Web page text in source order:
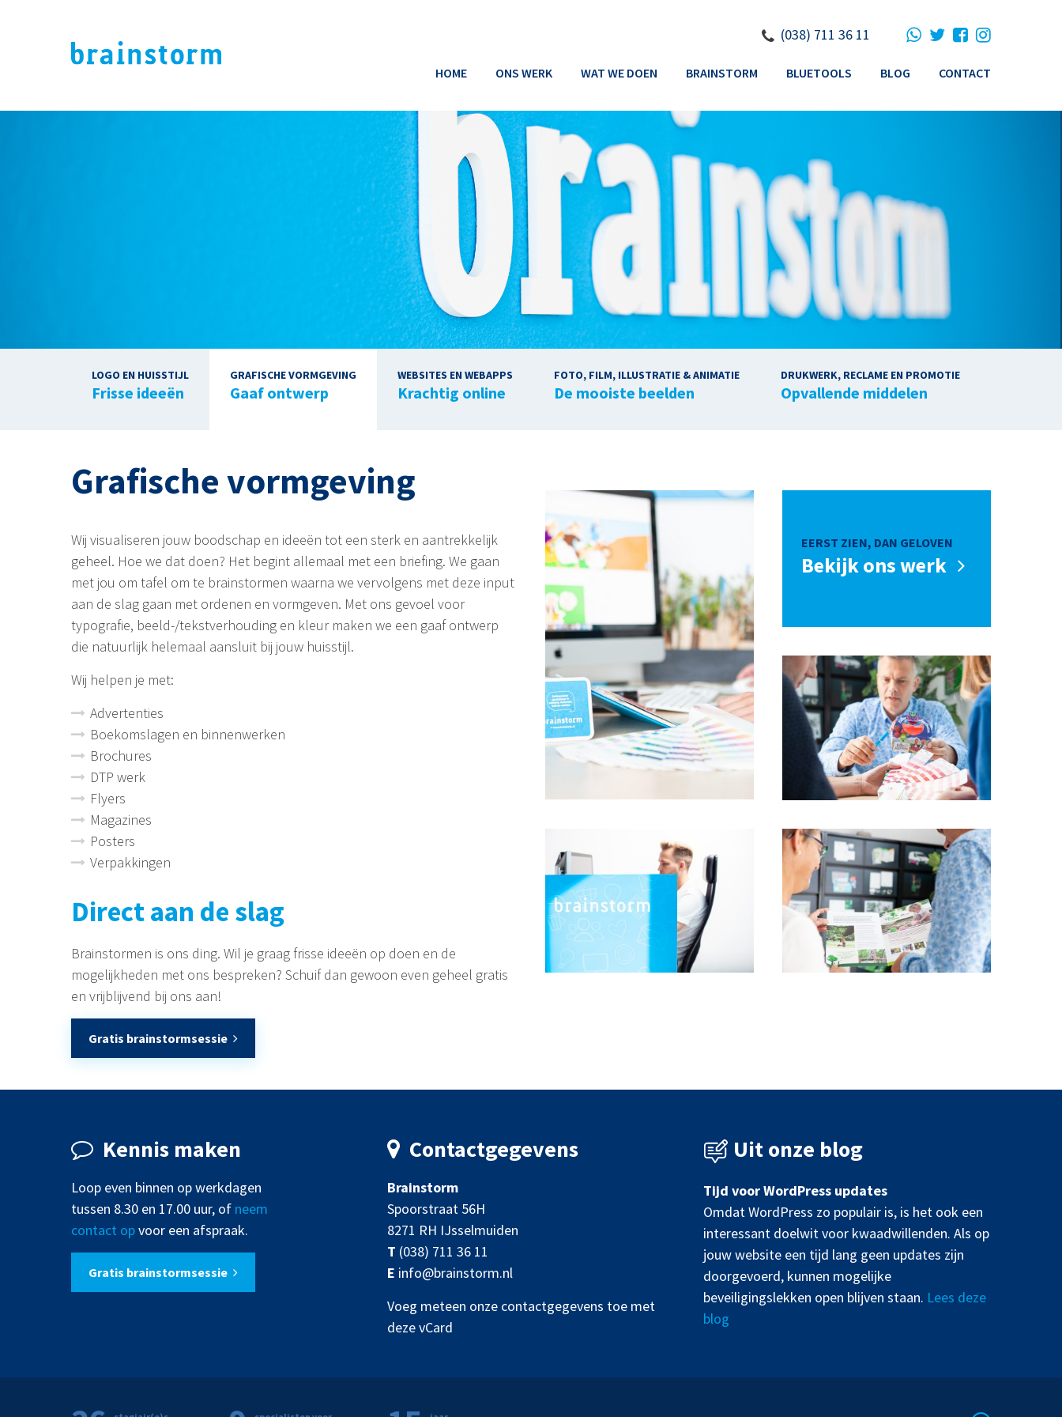
(038) 711 36 11
HOME ONS WERK WAT WE DOEN BRAINSTORM BLUETOOLS BLOG CONTACT
LOGO EN HUISSTIJL
Frisse ideeën
GRAFISCHE VORMGEVING
Gaaf ontwerp
WEBSITES EN WEBAPPS
Krachtig online
FOTO, FILM, ILLUSTRATIE & ANIMATIE
De mooiste beelden
DRUKWERK, RECLAME EN PROMOTIE
Opvallende middelen
Grafische vormgeving
Wij visualiseren jouw boodschap en ideeën tot een sterk en aantrekkelijk
geheel. Hoe we dat doen? Het begint allemaal met een briefing. We gaan
met jou om tafel om te brainstormen waarna we vervolgens met deze input
aan de slag gaan met ordenen en vormgeven. Met ons gevoel voor
typografie, beeld-/tekstverhouding en kleur maken we een gaaf ontwerp
die natuurlijk helemaal aansluit bij jouw huisstijl.
Wij helpen je met:
Advertenties
Boekomslagen en binnenwerken
Brochures
DTP werk
Flyers
Magazines
Posters
Verpakkingen
Direct aan de slag
Brainstormen is ons ding. Wil je graag frisse ideeën op doen en de
mogelijkheden met ons bespreken? Schuif dan gewoon even geheel gratis
en vrijblijvend bij ons aan!
Gratis brainstormsessie
EERST ZIEN, DAN GELOVEN
Bekijk ons werk
Kennis maken
Loop even binnen op werkdagen
tussen 8.30 en 17.00 uur, of neem
contact opvoor een afspraak.
Gratis brainstormsessie
Contactgegevens
Brainstorm
Spoorstraat 56H
8271 RH IJsselmuiden
T (038) 711 36 11
E info@brainstorm.nl
Voeg meteen onze contactgegevens toe met
deze vCard
Uit onze blog
Tijd voor WordPress updates
Omdat WordPress zo populair is, is het ook een
interessant doelwit voor kwaadwillenden. Als op
jouw website een tijd lang geen updates zijn
doorgevoerd, kunnen mogelijke
beveiligingslekken open blijven staan. Lees deze
blog